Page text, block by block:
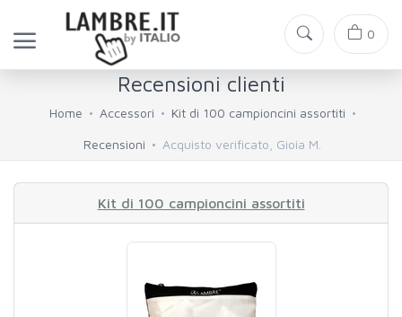
0
Recensioni clienti
Home Accessori Kit di 100 campioncini assortiti
Recensioni Acquisto verificato, Gioia M.
Kit di 100 campioncini assortiti